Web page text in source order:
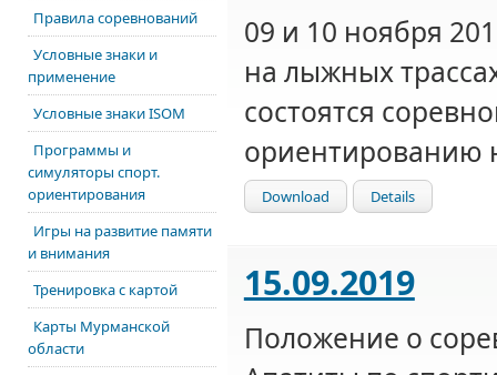
09 и 10 ноября
на лыжных
состоятся
ориентированию
Download Details
15.09.2019
Положение о
Правила соревнований
Условные знаки и
применение
Условные знаки ISOM
Программы и
симуляторы спорт.
ориентирования
Игры на развитие памяти
и внимания
Тренировка с картой
Карты Мурманской
области